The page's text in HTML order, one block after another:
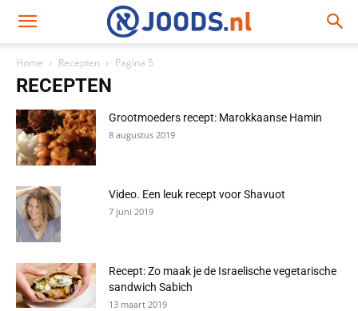
Home Recepten Pagina 5
RECEPTEN
Grootmoeders recept: Marokkaanse Hamin
8 augustus 2019
Video. Een leuk recept voor Shavuot
7 juni 2019
Recept: Zo maak je de Israelische vegetarische
sandwich Sabich
13 maart 2019